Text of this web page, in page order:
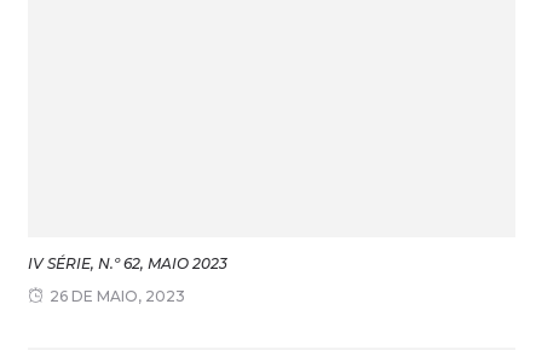
IV SÉRIE, N.º 62, MAIO 2023
26 DE MAIO, 2023